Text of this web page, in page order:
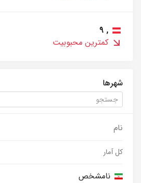
, 9
کمترین محبوبیت
شهرها
نام
کل آمار
نامشخص